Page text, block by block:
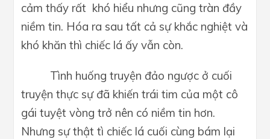
cảm thấy rất khó hiểu nhưng cũng tràn đầy
niềm tin. Hóa ra sau tất cả sự khắc nghiệt và
khó khăn thì chiếc lá ấy vẫn còn.
Tình huống truyện đảo ngược ở cuối
truyện thực sự đã khiến trái tim của một cô
gái tuyệt vòng trở nên có niềm tin hơn.
Nhưng sự thật tì chiếc lá cuối cùng bám lại